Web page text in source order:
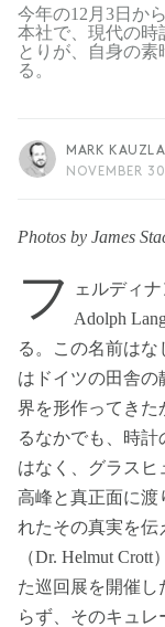
今年の12月3日か
本社で、現代の時
とりが、自身の
る。
MARK
NOVEMBER
Photos by James
フ
ェルディ
Adolph
る。この名前は
はドイツの田舎
界を形作ってきた
るなかでも、時計
はなく、グラスヒ
高峰と真正面に渡
れたその真実を
（Dr. Helmut
た巡回展を開催し
らず、そのキュ